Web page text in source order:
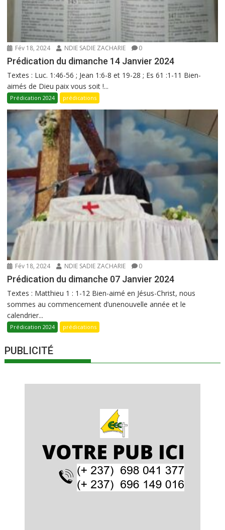
Fév 18, 2024 NDIE SADIE ZACHARIE 0
Prédication du dimanche 14 Janvier 2024
Textes : Luc. 1:46-56 ; Jean 1:6-8 et 19-28 ; Es 61 :1-11 Bien-
aimés de Dieu paix vous soit !...
Prédication 2024 prédications
Fév 18, 2024 NDIE SADIE ZACHARIE 0
Prédication du dimanche 07 Janvier 2024
Textes : Matthieu 1 : 1-12 Bien-aimé en Jésus-Christ, nous
sommes au commencement d’unenouvelle année et le
calendrier...
Prédication 2024 prédications
PUBLICITÉ